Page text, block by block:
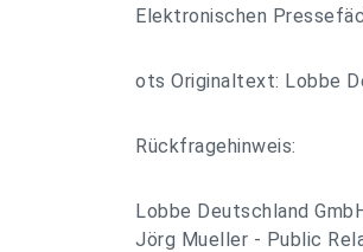
Elektronischen
ots Originaltext: Lobbe
Rückfragehinweis:
Lobbe Deutschland
Jörg Mueller - Public